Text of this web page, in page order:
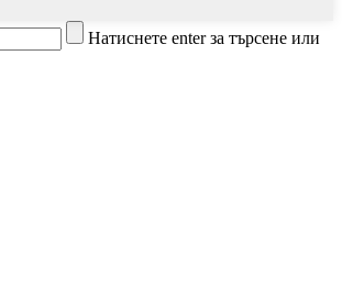
Натиснете enter за търсене или